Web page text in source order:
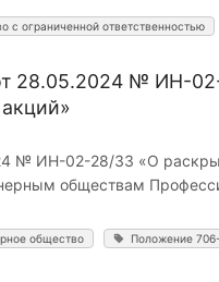
с ограниченной ответственностью
28.05.2024 № ИН-
№ ИН-02-28/33 «О
обществам
общество Положение